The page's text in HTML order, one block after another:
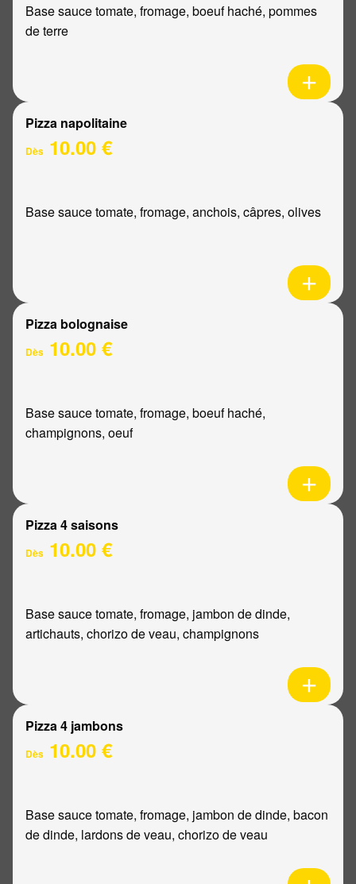
Base sauce tomate, fromage, boeuf haché, pommes
de terre
Pizza napolitaine
Dès 10.00 €
Base sauce tomate, fromage, anchois, câpres, olives
Pizza bolognaise
Dès 10.00 €
Base sauce tomate, fromage, boeuf haché,
champignons, oeuf
Pizza 4 saisons
Dès 10.00 €
Base sauce tomate, fromage, jambon de dinde,
artichauts, chorizo de veau, champignons
Pizza 4 jambons
Dès 10.00 €
Base sauce tomate, fromage, jambon de dinde, bacon
de dinde, lardons de veau, chorizo de veau